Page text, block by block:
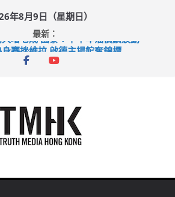
年8月9日（星期日）
最新：
增七成 國泰：下半年油價續波動
賽挫維拉 啟德主場館奪錦標
支持 鄧炳強：爭取今屆任期內完成立法